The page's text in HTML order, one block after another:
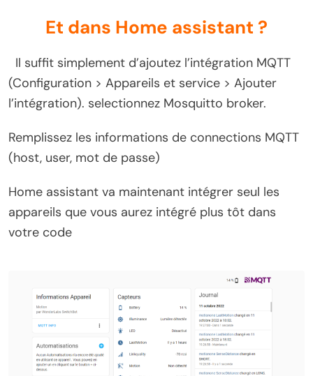
Et dans Home assistant ?
Il suffit simplement d’ajoutez l’intégration MQTT
(Configuration > Appareils et service > Ajouter
l’intégration). selectionnez Mosquitto broker.
Remplissez les informations de connections MQTT
(host, user, mot de passe)
Home assistant va maintenant intégrer seul les
appareils que vous aurez intégré plus tôt dans
votre code